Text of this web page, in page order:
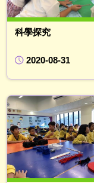
科學探究
2020-08-31